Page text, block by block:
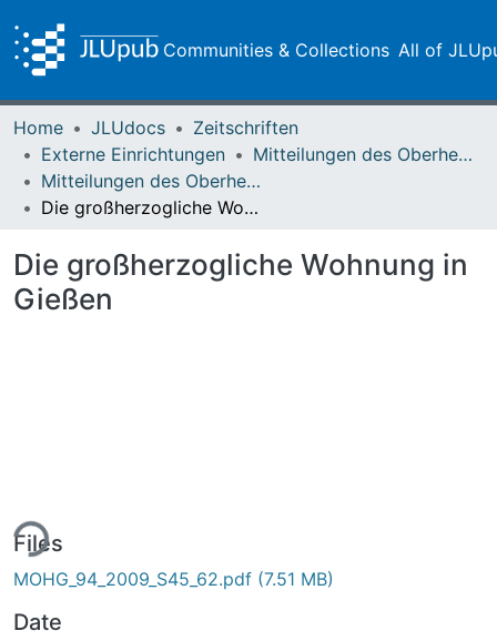
Communities & Collections All of
Home JLUdocs
Zeitschriften
Externe Einrichtungen
Mitteilungen des Oberhessischen Geschichtsvereins Gießen
Mitteilungen des Oberhessischen Geschichtsvereins Gießen Vol. 094 (2009)
Die großherzogliche Wohnung in Gießen
Die großherzogliche Wohnung in
Gießen
Files
MOHG_94_2009_S45_62.pdf (7.51 MB)
Date